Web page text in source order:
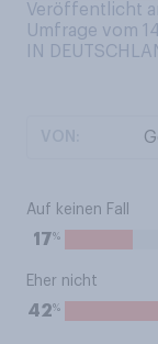
Veröffentlicht
Umfrage vom
IN
Auf keinen Fall
17%
Eher nicht
42%